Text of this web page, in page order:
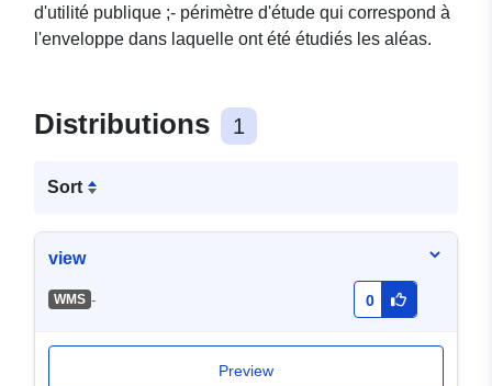
d'utilité publique ;- périmètre d'étude qui correspond à
l'enveloppe dans laquelle ont été étudiés les aléas.
Distributions 1
Sort
view
WMS - 0
Preview